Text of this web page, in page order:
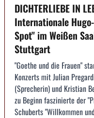
DICHTERLIEBE IN
Internationale
Spot" im Weißen
Stuttgart
"Goethe und die Frauen"
Konzerts mit Julian
(Sprecherin) und Kristian
zu Beginn faszinierte der
Schuberts "Willkommen